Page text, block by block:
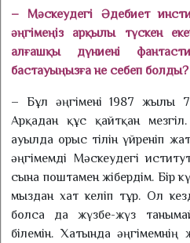
– Мәскеудегі Әдебиет
әңгімеңіз арқылы түскен
алғашқы дүниені
бастауыңызға не себеп болды?
– Бұл әңгімені 1987 жылы
Арқадан құс қайтқан
ауылда орыс тілін үйреніп
әңгімемді Мәскеудегі
сына поштамен жібердім. Бір
мыздан хат келіп тұр. Ол
болса да жүз­бе-жүз
білемін. Хатында әңгімемнің